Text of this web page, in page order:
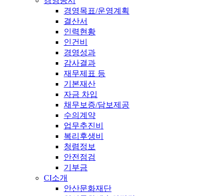
경영목표/운영계획
결산서
인력현황
인건비
경영성과
감사결과
재무제표 등
기본재산
자금 차입
채무보증/담보제공
수의계약
업무추진비
복리후생비
청렴정보
안전점검
기부금
CI소개
안산문화재단